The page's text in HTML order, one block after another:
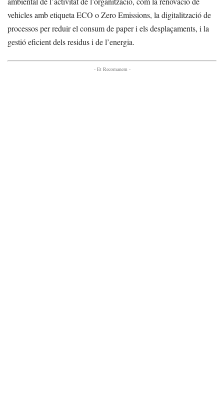
vehicles amb etiqueta ECO o Zero Emissions, la digitalització de
processos per reduir el consum de paper i els desplaçaments, i la
gestió eficient dels residus i de l’energia.
- Et Recomanem -